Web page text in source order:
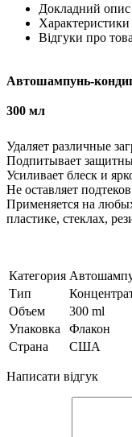
Докладний опис
Характеристики
Відгуки про
Автошампунь-
300 мл
Удаляет различные
Подпитывает
Усиливает блеск и
Не оставляет
Применяется на
пластике, стеклах,
Категория
Тип
Объем
300 ml
Упаковка
Флакон
Страна
США
Написати відгук